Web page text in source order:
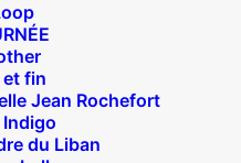
et fin
Jean Rochefort
Indigo
du Liban
!